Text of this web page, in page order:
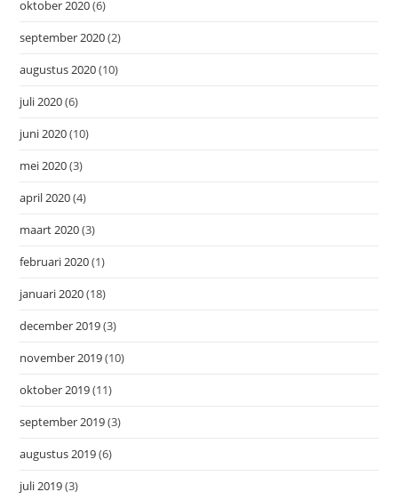
oktober 2020(6)
september 2020(2)
augustus 2020(10)
juli 2020(6)
juni 2020(10)
mei 2020(3)
april 2020(4)
maart 2020(3)
februari 2020(1)
januari 2020(18)
december 2019(3)
november 2019(10)
oktober 2019(11)
september 2019(3)
augustus 2019(6)
juli 2019(3)